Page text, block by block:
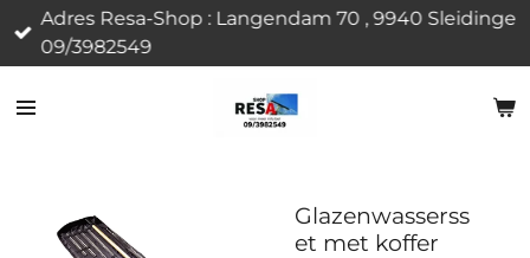
Ga
direct
de
Adres Resa-Shop : Langendam 70 , 9940 Sleidinge
09/3982549
Glazenwasserss
et met koffer